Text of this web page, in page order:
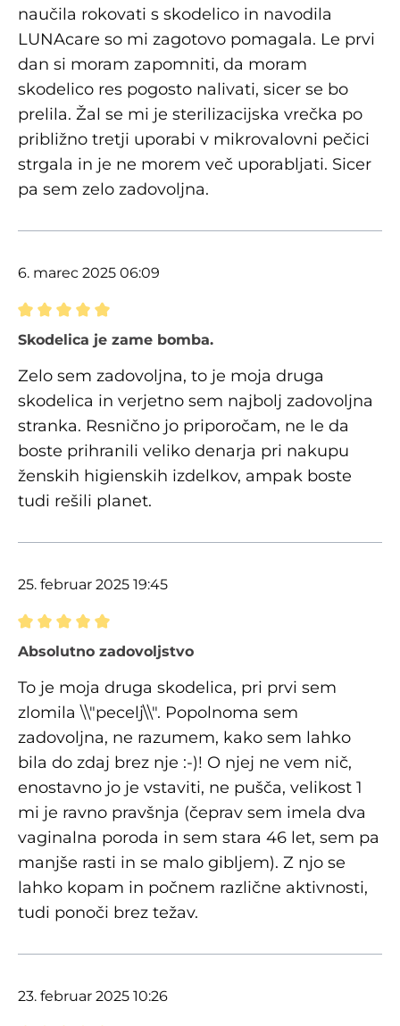
naučila rokovati s skodelico in navodila
LUNAcare so mi zagotovo pomagala. Le prvi
dan si moram zapomniti, da moram
skodelico res pogosto nalivati, sicer se bo
prelila. Žal se mi je sterilizacijska vrečka po
približno tretji uporabi v mikrovalovni pečici
strgala in je ne morem več uporabljati. Sicer
pa sem zelo zadovoljna.
6. marec 2025 06:09
Ocena z oceno 5 od 5 zvezdic
Skodelica je zame bomba.
Zelo sem zadovoljna, to je moja druga
skodelica in verjetno sem najbolj zadovoljna
stranka. Resnično jo priporočam, ne le da
boste prihranili veliko denarja pri nakupu
ženskih higienskih izdelkov, ampak boste
tudi rešili planet.
25. februar 2025 19:45
Ocena z oceno 5 od 5 zvezdic
Absolutno zadovoljstvo
To je moja druga skodelica, pri prvi sem
zlomila \\"pecelj\\". Popolnoma sem
zadovoljna, ne razumem, kako sem lahko
bila do zdaj brez nje :-)! O njej ne vem nič,
enostavno jo je vstaviti, ne pušča, velikost 1
mi je ravno pravšnja (čeprav sem imela dva
vaginalna poroda in sem stara 46 let, sem pa
manjše rasti in se malo gibljem). Z njo se
lahko kopam in počnem različne aktivnosti,
tudi ponoči brez težav.
23. februar 2025 10:26